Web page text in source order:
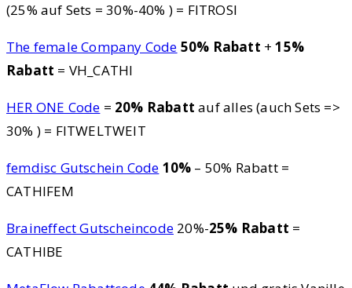
(25% auf Sets = 30%-40% ) = FITROSI
The female Company Code 50% Rabatt +15%
Rabatt = VH_CATHI
HER ONE Code = 20% Rabatt auf alles (auch Sets =>
30% ) = FITWELTWEIT
femdisc Gutschein Code 10% – 50% Rabatt =
CATHIFEM
Braineffect Gutscheincode 20%-25% Rabatt =
CATHIBE